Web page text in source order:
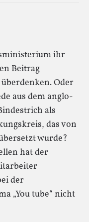
ihr
Beitrag
Oder
aus dem anglo-
als
das von
wurde?
hat der
der
„You tube“ nicht